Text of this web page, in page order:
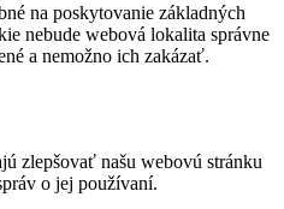
na poskytovanie základných
nebude webová lokalita správne
a nemožno ich zakázať.
zlepšovať našu webovú stránku
o jej používaní.